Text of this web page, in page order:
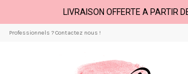
LIVRAISON OFFERTE A PARTIR
Professionnels ? Contactez nous !